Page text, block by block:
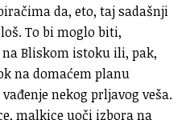
da, eto, taj sadašnji
To bi moglo biti,
Bliskom istoku ili, pak,
na domaćem planu
nekog prljavog veša.
malkice uoči izbora na